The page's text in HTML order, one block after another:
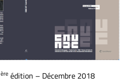
èreédition – Décembre 2018